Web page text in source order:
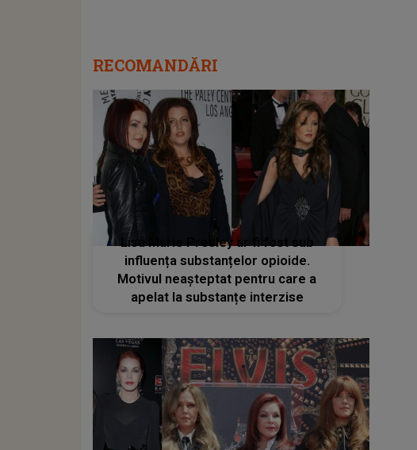
RECOMANDĂRI
Lisa Marie Presley ar fi fost sub
influența substanțelor opioide.
Motivul neașteptat pentru care a
apelat la substanțe interzise